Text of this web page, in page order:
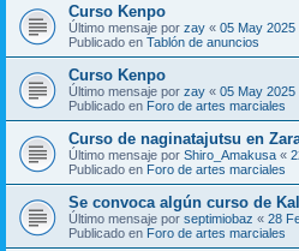
Curso Kenpo
Último mensaje por zay « 05 May 2025
Publicado en Tablón de anuncios
Curso Kenpo
Último mensaje por zay « 05 May 2025
Publicado en Foro de artes marciales
Curso de naginatajutsu en
Último mensaje por Shiro_Amakusa «
Publicado en Foro de artes marciales
Se convoca algún curso de
Último mensaje por septimiobaz « 28
Publicado en Foro de artes marciales